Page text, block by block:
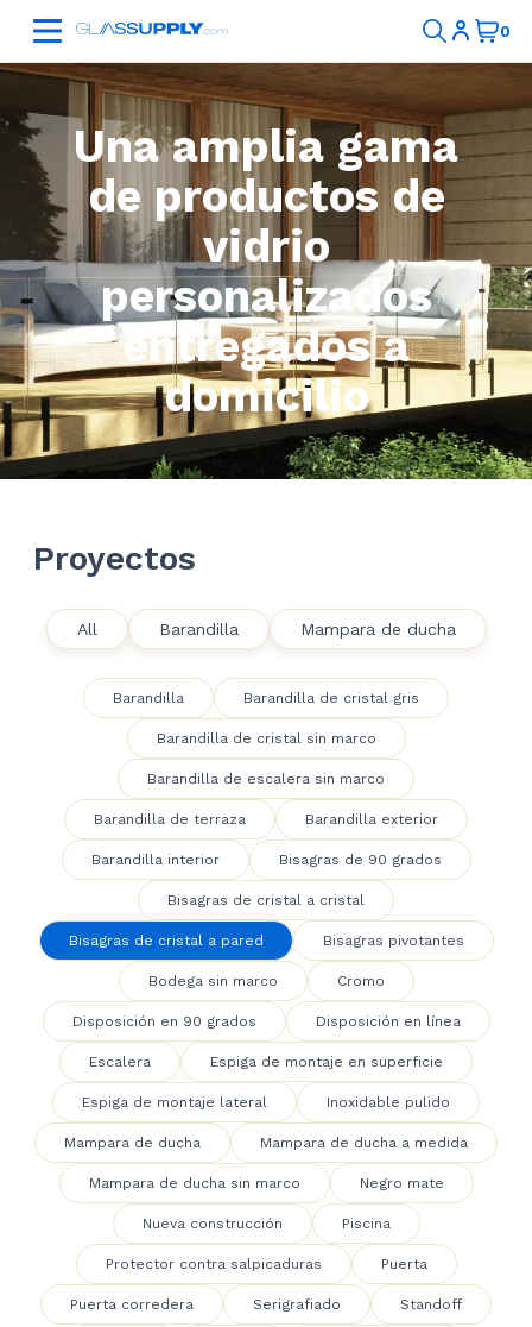
Una amplia gama
de productos de
vidrio
personalizados
entregados a
domicilio
Proyectos
All Barandilla Mampara de ducha
Barandilla Barandilla de cristal gris
Barandilla de cristal sin marco
Barandilla de escalera sin marco
Barandilla de terraza Barandilla exterior
Barandilla interior Bisagras de 90 grados
Bisagras de cristal a cristal
Bisagras de cristal a pared Bisagras pivotantes
Bodega sin marco Cromo
Disposición en 90 grados Disposición en línea
Escalera Espiga de montaje en superficie
Espiga de montaje lateral Inoxidable pulido
Mampara de ducha Mampara de ducha a medida
Mampara de ducha sin marco Negro mate
Nueva construcción Piscina
Protector contra salpicaduras Puerta
Puerta corredera Serigrafiado Standoff